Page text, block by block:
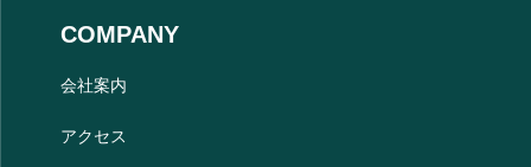
COMPANY
会社案内
アクセス